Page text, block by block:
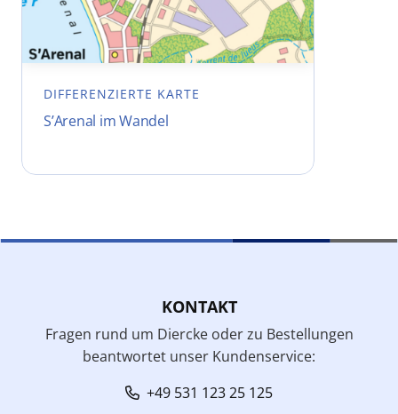
DIFFERENZIERTE KARTE
S’Arenal im Wandel
KONTAKT
Fragen rund um Diercke oder zu Bestellungen
beantwortet unser Kundenservice:
+49 531 123 25 125